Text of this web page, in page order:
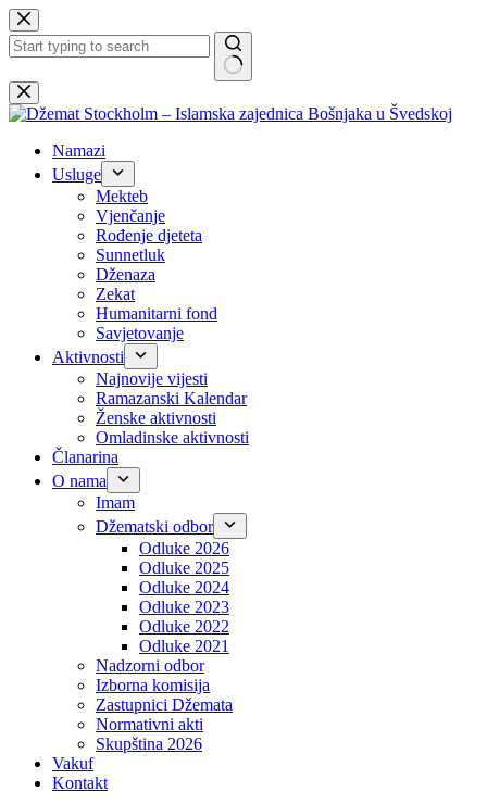
Skip
to
content
No
results
Namazi
Usluge
Mekteb
Vjenčanje
Rođenje djeteta
Sunnetluk
Dženaza
Zekat
Humanitarni fond
Savjetovanje
Aktivnosti
Najnovije vijesti
Ramazanski Kalendar
Ženske aktivnosti
Omladinske aktivnosti
Članarina
O nama
Imam
Džematski odbor
Odluke 2026
Odluke 2025
Odluke 2024
Odluke 2023
Odluke 2022
Odluke 2021
Nadzorni odbor
Izborna komisija
Zastupnici Džemata
Normativni akti
Skupština 2026
Vakuf
Kontakt